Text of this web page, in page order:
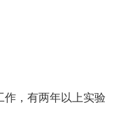
，有两年以上实验